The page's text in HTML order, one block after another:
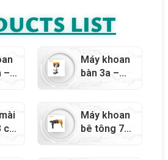
LIST
–
Máy khoan
bàn 3a –
79825
chi
Máy khoan
bê tông 7a
sds-plus –